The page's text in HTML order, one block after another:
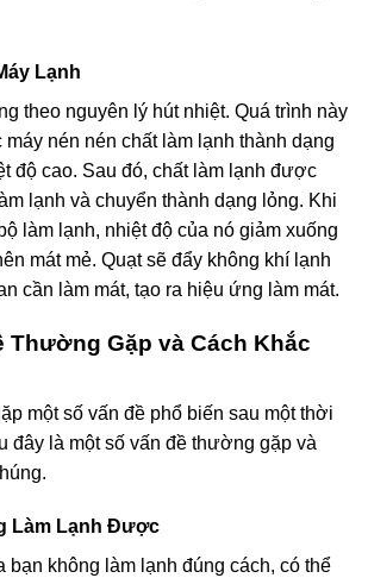
Lạnh
theo nguyên lý hút nhiệt. Quá trình này
máy nén nén chất làm lạnh thành dạng
độ cao. Sau đó, chất làm lạnh được
lạnh và chuyển thành dạng lỏng. Khi
làm lạnh, nhiệt độ của nó giảm xuống
mát mẻ. Quạt sẽ đẩy không khí lạnh
cần làm mát, tạo ra hiệu ứng làm mát.
Thường Gặp và Cách Khắc
một số vấn đề phổ biến sau một thời
đây là một số vấn đề thường gặp và
Làm Lạnh Được
bạn không làm lạnh đúng cách, có thể